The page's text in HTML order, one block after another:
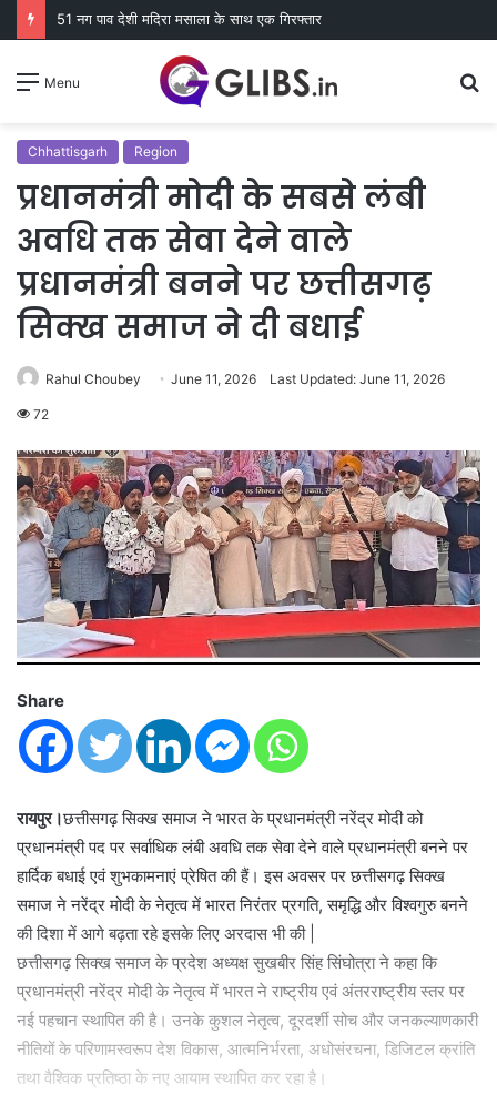
51 नग पाव देशी मदिरा मसाला के साथ एक गिरफ्तार
Menu
Chhattisgarh Region
प्रधानमंत्री मोदी के सबसे लंबी
अवधि तक सेवा देने वाले
प्रधानमंत्री बनने पर छत्तीसगढ़
सिक्ख समाज ने दी बधाई
Rahul Choubey June 11, 2026 Last Updated: June 11, 2026
72
Share
रायपुर।छत्तीसगढ़ सिक्ख समाज ने भारत के प्रधानमंत्री नरेंद्र मोदी को
प्रधानमंत्री पद पर सर्वाधिक लंबी अवधि तक सेवा देने वाले प्रधानमंत्री बनने पर
हार्दिक बधाई एवं शुभकामनाएं प्रेषित की हैं। इस अवसर पर छत्तीसगढ़ सिक्ख
समाज ने नरेंद्र मोदी के नेतृत्व में भारत निरंतर प्रगति, समृद्धि और विश्वगुरु बनने
की दिशा में आगे बढ़ता रहे इसके लिए अरदास भी की |
छत्तीसगढ़ सिक्ख समाज के प्रदेश अध्यक्ष सुखबीर सिंह सिंघोत्रा ने कहा कि
प्रधानमंत्री नरेंद्र मोदी के नेतृत्व में भारत ने राष्ट्रीय एवं अंतरराष्ट्रीय स्तर पर
नई पहचान स्थापित की है। उनके कुशल नेतृत्व, दूरदर्शी सोच और जनकल्याणकारी
नीतियों के परिणामस्वरूप देश विकास, आत्मनिर्भरता, अधोसंरचना, डिजिटल क्रांति
तथा वैश्विक प्रतिष्ठा के नए आयाम स्थापित कर रहा है।